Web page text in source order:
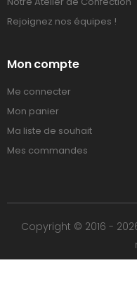
Rejoignez nos équipes !
Mon compte
Me connecter
Mon panier
Ma liste de souhait
Mes commandes
Copyright © 2016 -